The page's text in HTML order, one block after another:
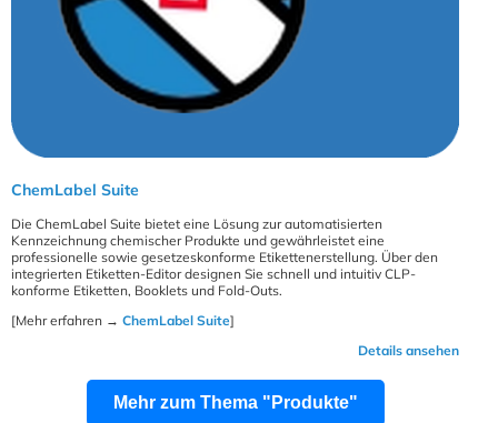
ChemLabel Suite
Die ChemLabel Suite bietet eine Lösung zur automatisierten
Kennzeichnung chemischer Produkte und gewährleistet eine
professionelle sowie gesetzeskonforme Etikettenerstellung. Über den
integrierten Etiketten-Editor designen Sie schnell und intuitiv CLP-
konforme Etiketten, Booklets und Fold-Outs.
[Mehr erfahren → ChemLabel Suite]
Details ansehen
Mehr zum Thema "Produkte"